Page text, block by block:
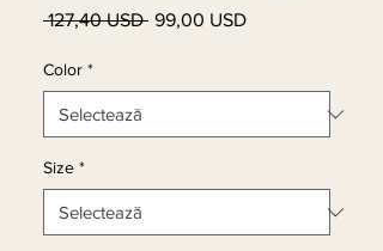
127,40 USD Preț
99,00 USDPreț
Color *
Size *